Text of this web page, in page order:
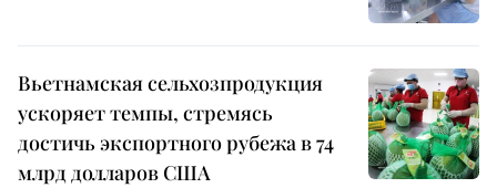
Вьетнамская сельхозпродукция
ускоряет темпы, стремясь
достичь экспортного рубежа в 74
млрд долларов США